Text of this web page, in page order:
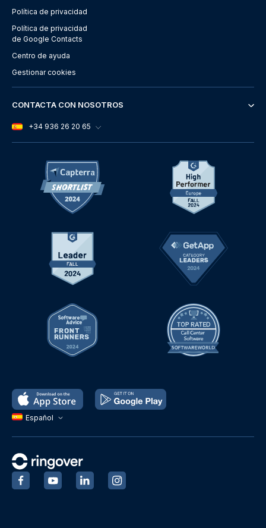
Español
Política de privacidad
Política de privacidad
de Google Contacts
Centro de ayuda
Gestionar cookies
CONTACTA CON NOSOTROS
+34 936 26 20 65